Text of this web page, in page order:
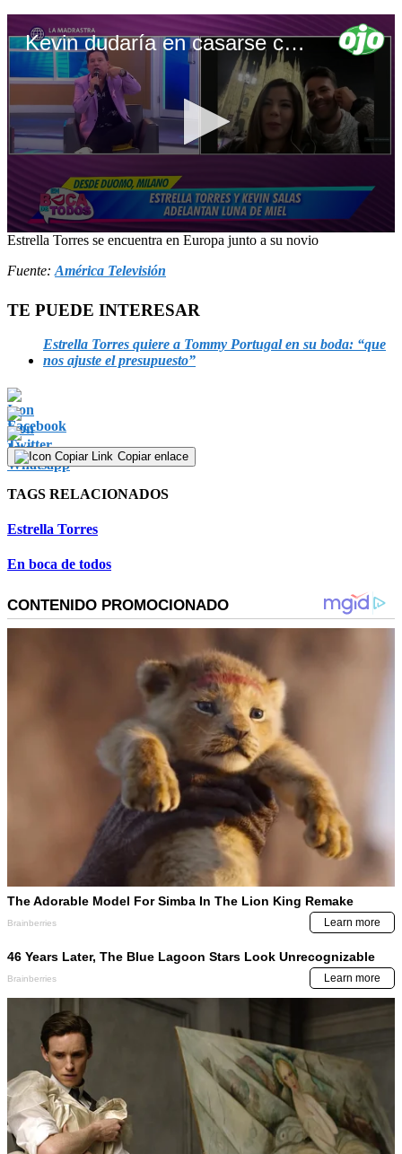
Kevin dudaría en casarse con Estrella Torres
0
of
3
Estrella Torres se encuentra en Europa junto a su novio
Fuente: América Televisión
TE PUEDE INTERESAR
Estrella Torres quiere a Tommy Portugal en su boda: “que
nos ajuste el presupuesto”
Copiar enlace
TAGS RELACIONADOS
Estrella Torres
En boca de todos